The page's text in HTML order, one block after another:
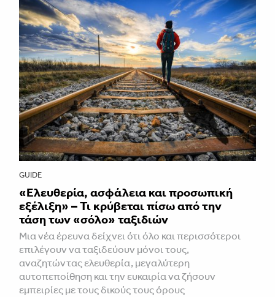
GUIDE
«Ελευθερία, ασφάλεια και προσωπική
εξέλιξη» – Τι κρύβεται πίσω από την
τάση των «σόλο» ταξιδιών
Μια νέα έρευνα δείχνει ότι όλο και περισσότεροι
επιλέγουν να ταξιδεύουν μόνοι τους,
αναζητώντας ελευθερία, μεγαλύτερη
αυτοπεποίθηση και την ευκαιρία να ζήσουν
εμπειρίες με τους δικούς τους όρους